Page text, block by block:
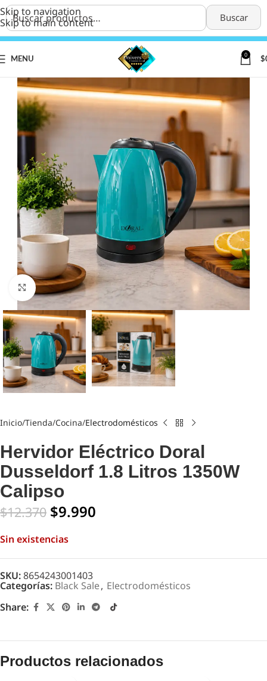
Buscar
Skip to navigation
Skip to main content
MENU
0
$
Click to enlarge
Inicio Tienda Cocina Electrodomésticos
Hervidor Eléctrico Doral
Dusseldorf 1.8 Litros 1350W
Calipso
$12.370 $9.990
Sin existencias
SKU:8654243001403
Categorías: Black Sale, Electrodomésticos
Share:
Productos relacionados